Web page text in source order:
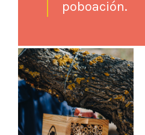
poboación.